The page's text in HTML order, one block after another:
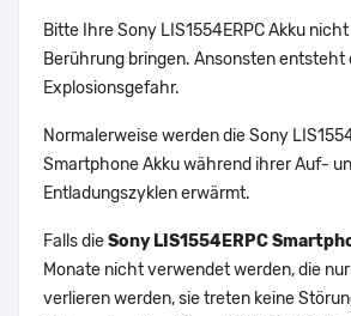
Bitte Ihre Sony LIS1554ERPC Akku
Berührung bringen. Ansonsten entsteht
Explosionsgefahr.
Normalerweise werden die Sony
Smartphone Akku während ihrer Auf-
Entladungszyklen erwärmt.
Falls dieSony LIS1554ERPC
Monate nicht verwendet werden, die
verlieren werden, sie treten keine